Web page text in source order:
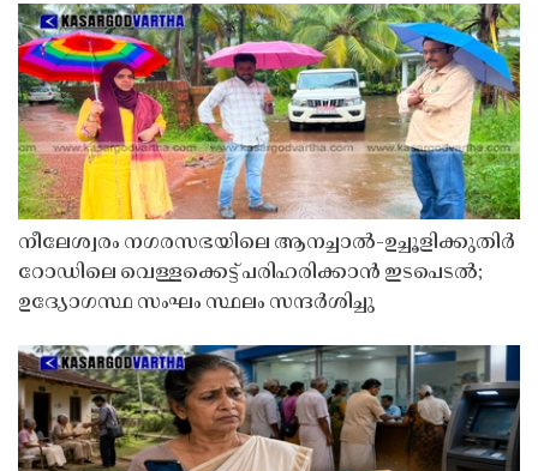
നീലേശ്വരം നഗരസഭയിലെ ആനച്ചാൽ-ഉച്ചൂളിക്കുതിർ
റോഡിലെ വെള്ളക്കെട്ട് പരിഹരിക്കാൻ ഇടപെടൽ;
ഉദ്യോഗസ്ഥ സംഘം സ്ഥലം സന്ദർശിച്ചു